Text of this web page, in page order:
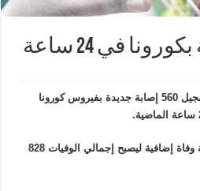
أعلنت وزارة الصحة البلجيكية تسجيل 560 إصابة جديدة بفيروس كورونا
كما أعلنت الوزارة عن 123 حالة وفاة إضافية ليصبح إجمالي الوفيات 828